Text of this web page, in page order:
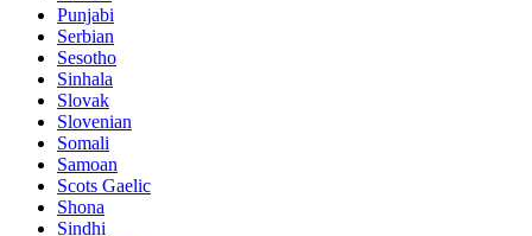
Punjabi
Serbian
Sesotho
Sinhala
Slovak
Slovenian
Somali
Samoan
Scots Gaelic
Shona
Sindhi